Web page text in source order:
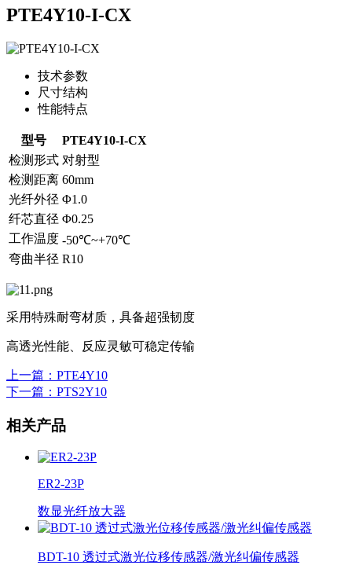
PTE4Y10-I-CX
技术参数
尺寸结构
性能特点
型号
PTE4Y10-I-CX
检测形式 对射型
检测距离 60mm
光纤外径 Φ1.0
纤芯直径 Φ0.25
工作温度 -50℃~+70℃
弯曲半径 R10
采用特殊耐弯材质，具备超强韧度
高透光性能、反应灵敏可稳定传输
上一篇 ：PTE4Y10
下一篇 ：PTS2Y10
相关产品
ER2-23P
数显光纤放大器
BDT-10 透过式激光位移传感器/激光纠偏传感器